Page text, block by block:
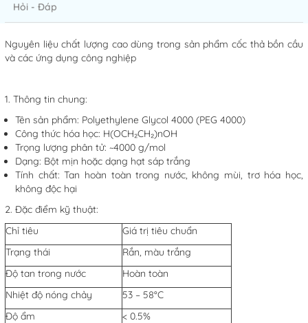
Hỏi - Đáp
Nguyên liệu chất lượng cao dùng trong sản phẩm cốc thả bồn cầu
và các ứng dụng công nghiệp
1. Thông tin chung:
Tên sản phẩm: Polyethylene Glycol 4000 (PEG 4000)
Công thức hóa học: H(OCH₂CH₂)nOH
Trọng lượng phân tử: ~4000 g/mol
Dạng: Bột mịn hoặc dạng hạt sáp trắng
Tính chất: Tan hoàn toàn trong nước, không mùi, trơ hóa học,
không độc hại
2. Đặc điểm kỹ thuật:
Chỉ tiêu
Giá trị tiêu chuẩn
Trạng thái
Rắn, màu trắng
Độ tan trong nước
Hoàn toàn
Nhiệt độ nóng chảy
53 – 58°C
Độ ẩm
< 0.5%